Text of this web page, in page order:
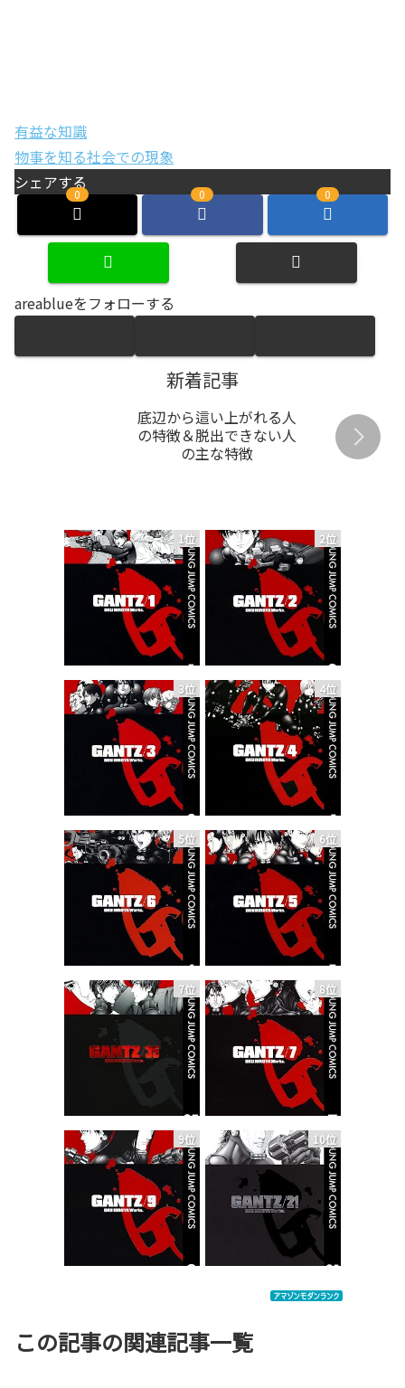
有益な知識
物事を知る社会での現象
シェアする
0 0 0
areablueをフォローする
新着記事
底辺から這い上がれる人
の特徴＆脱出できない人
の主な特徴
1位 2位
3位 4位
5位 6位
7位 8位
9位 10位
この記事の関連記事一覧